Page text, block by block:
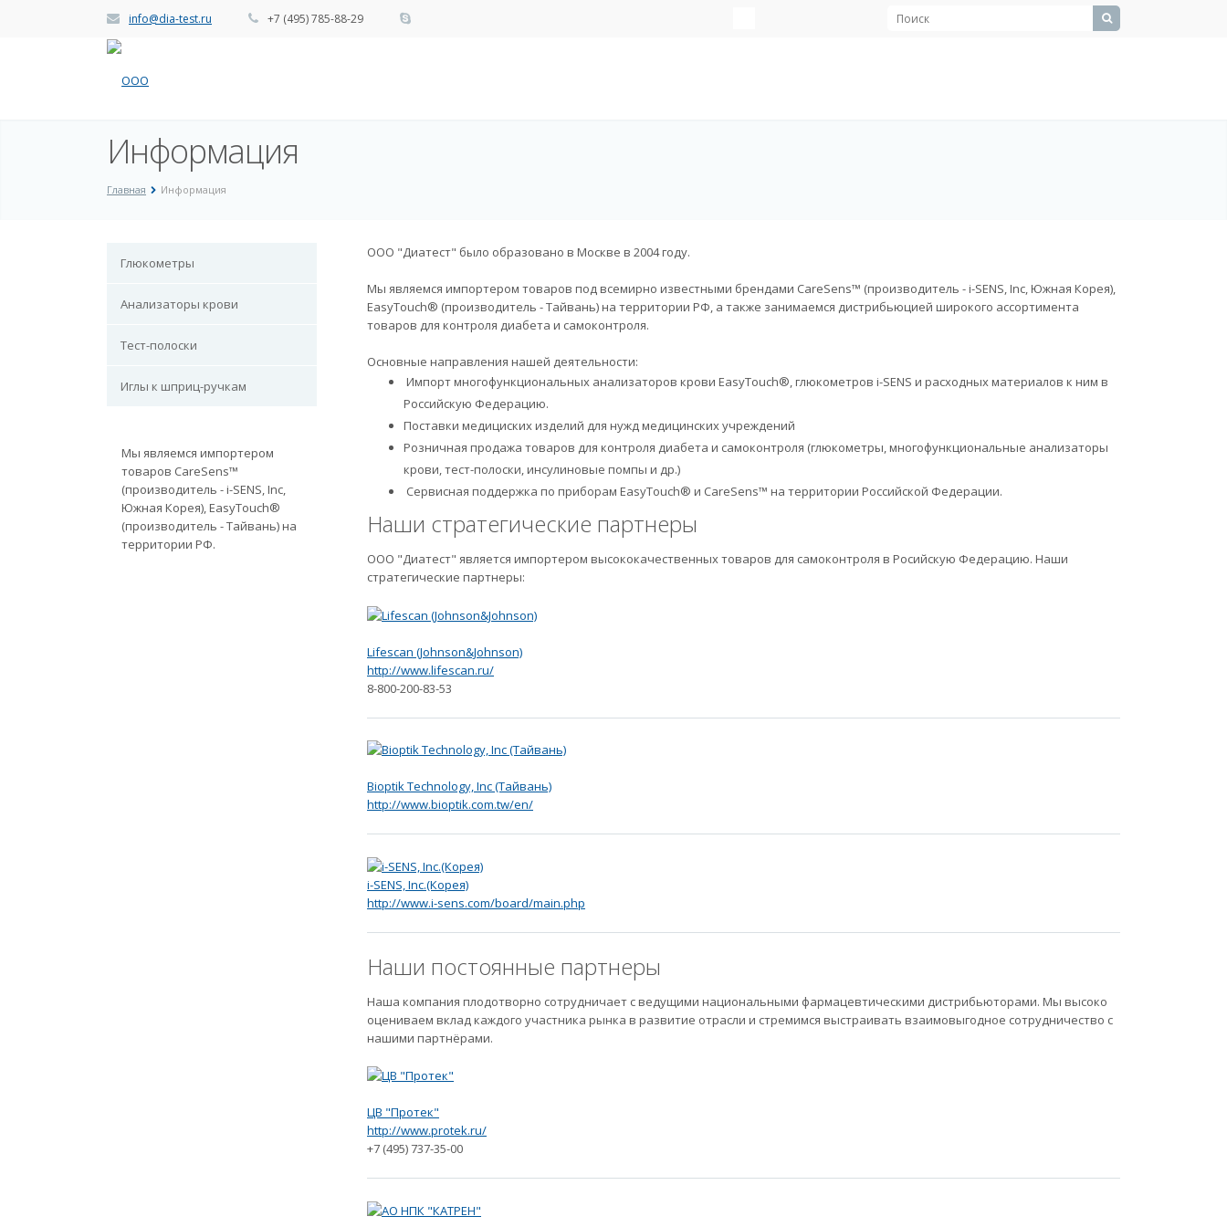
info@dia-test.ru +7 (495) 785-88-29
Информация
Главная Информация
Глюкометры
Анализаторы крови
Тест-полоски
Иглы к шприц-ручкам
Мы являемся импортером
товаров CareSens™
(производитель - i-SENS, Inc,
Южная Корея), EasyTouch®
(производитель - Тайвань) на
территории РФ.
ООО "Диатест" было образовано в Москве в 2004 году.
Мы являемся импортером товаров под всемирно известными брендами CareSens™ (производитель - i-SENS, Inc, Южная Корея),
EasyTouch® (производитель - Тайвань) на территории РФ, а также занимаемся дистрибьюцией широкого ассортимента
товаров для контроля диабета и самоконтроля.
Основные направления нашей деятельности:
Импорт многофункциональных анализаторов крови EasyTouch®, глюкометров i-SENS и расходных материалов к ним в
Российскую Федерацию.
Поставки медициских изделий для нужд медицинских учреждений
Розничная продажа товаров для контроля диабета и самоконтроля (глюкометры, многофункциональные анализаторы
крови, тест-полоски, инсулиновые помпы и др.)
Сервисная поддержка по приборам EasyTouch® и CareSens™ на территории Российской Федерации.
Наши стратегические партнеры
ООО "Диатест" является импортером высококачественных товаров для самоконтроля в Росийскую Федерацию. Наши
стратегические партнеры:
Lifescan (Johnson&Johnson)
http://www.lifescan.ru/
8-800-200-83-53
Bioptik Technology, Inc (Тайвань)
http://www.bioptik.com.tw/en/
i-SENS, Inc.(Корея)
http://www.i-sens.com/board/main.php
Наши постоянные партнеры
Наша компания плодотворно сотрудничает с ведущими национальными фармацевтическими дистрибьюторами. Мы высоко
оцениваем вклад каждого участника рынка в развитие отрасли и стремимся выстраивать взаимовыгодное сотрудничество с
нашими партнёрами.
ЦВ "Протек"
http://www.protek.ru/
+7 (495) 737-35-00